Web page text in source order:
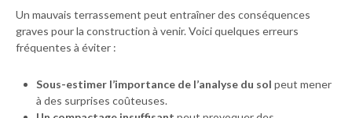
Un mauvais terrassement peut entraîner des conséquences
graves pour la construction à venir. Voici quelques erreurs
fréquentes à éviter :
Sous-estimer l’importance de l’analyse du sol peut mener
à des surprises coûteuses.